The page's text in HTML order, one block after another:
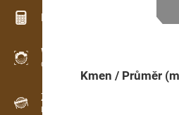
Dřevařské kalkulačky
WoodProfi
Objem dřeva s AI
Záznamník
Evidence dřeva v terénu
Kmen / Průměr